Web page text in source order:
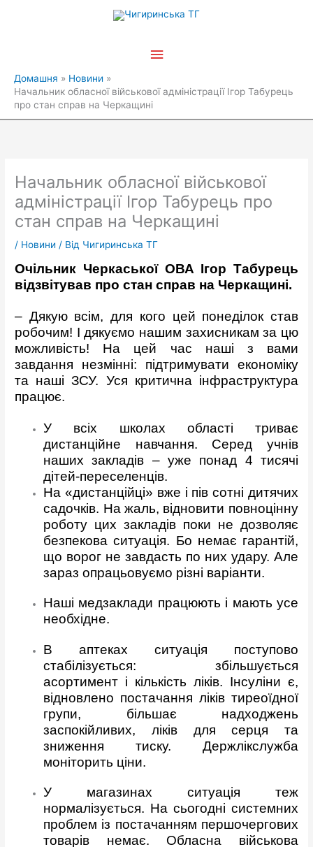
Головне
Домашня
Новини
Начальник обласної військової адміністрації Ігор Табурець
про стан справ на Черкащині
Начальник обласної військової
адміністрації Ігор Табурець про
стан справ на Черкащині
/ Новини / Від Чигиринська ТГ
Очільник Черкаської ОВА Ігор Табурець
відзвітував про стан справ на Черкащині.
– Дякую всім, для кого цей понеділок став
робочим! І дякуємо нашим захисникам за цю
можливість! На цей час наші з вами
завдання незмінні: підтримувати економіку
та наші ЗСУ. Уся критична інфраструктура
працює.
У всіх школах області триває
дистанційне навчання. Серед учнів
наших закладів – уже понад 4 тисячі
дітей-переселенців.
На «дистанційці» вже і пів сотні дитячих
садочків. На жаль, відновити повноцінну
роботу цих закладів поки не дозволяє
безпекова ситуація. Бо немає гарантій,
що ворог не завдасть по них удару. Але
зараз опрацьовуємо різні варіанти.
Наші медзаклади працюють і мають усе
необхідне.
В аптеках ситуація поступово
стабілізується: збільшується
асортимент і кількість ліків. Інсуліни є,
відновлено постачання ліків тиреоїдної
групи, більшає надходжень
заспокійливих, ліків для серця та
зниження тиску. Держлікслужба
моніторить ціни.
У магазинах ситуація теж
нормалізується. На сьогодні системних
проблем із постачанням першочергових
товарів немає. Обласна військова